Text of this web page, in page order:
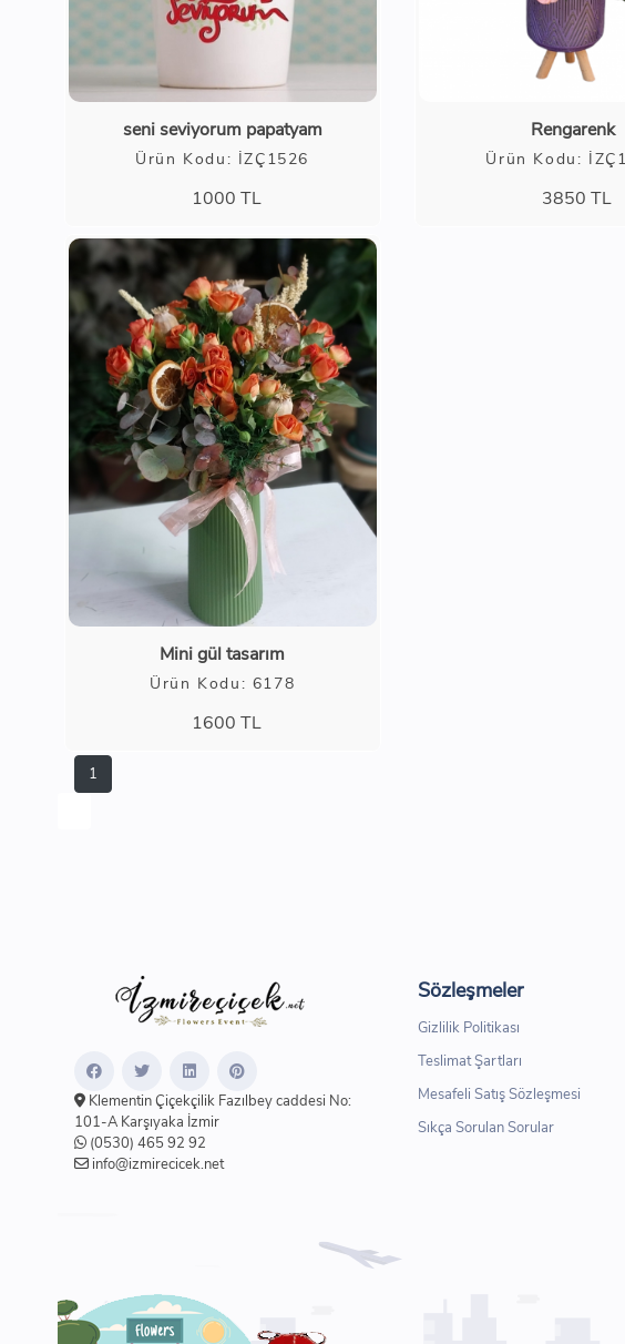
seni seviyorum papatyam
Ürün Kodu: İZÇ1526
1000 TL
Rengarenk
Ürün Kodu:
3850 TL
Mini gül tasarım
Ürün Kodu: 6178
1600 TL
1
Klementin Çiçekçilik Fazılbey caddesi No:
101-A Karşıyaka İzmir
(0530) 465 92 92
info@izmirecicek.net
Sözleşmeler
Gizlilik Politikası
Teslimat Şartları
Mesafeli Satış Sözleşmesi
Sıkça Sorulan Sorular